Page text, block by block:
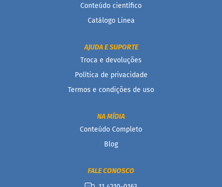
Conteúdo científico
Catálogo Linea
AJUDA E SUPORTE
Troca e devoluções
Política de privacidade
Termos e condições de uso
NA MÍDIA
Conteúdo Completo
Blog
FALE CONOSCO